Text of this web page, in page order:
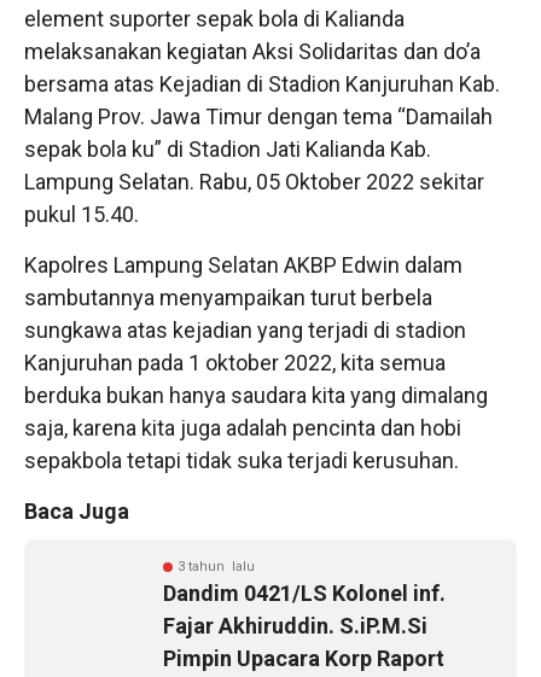
element suporter sepak bola di Kalianda
melaksanakan kegiatan Aksi Solidaritas dan do’a
bersama atas Kejadian di Stadion Kanjuruhan Kab.
Malang Prov. Jawa Timur dengan tema “Damailah
sepak bola ku” di Stadion Jati Kalianda Kab.
Lampung Selatan. Rabu, 05 Oktober 2022 sekitar
pukul 15.40.
Kapolres Lampung Selatan AKBP Edwin dalam
sambutannya menyampaikan turut berbela
sungkawa atas kejadian yang terjadi di stadion
Kanjuruhan pada 1 oktober 2022, kita semua
berduka bukan hanya saudara kita yang dimalang
saja, karena kita juga adalah pencinta dan hobi
sepakbola tetapi tidak suka terjadi kerusuhan.
Baca Juga
3 tahun lalu
Dandim 0421/LS Kolonel inf.
Fajar Akhiruddin. S.iP.M.Si
Pimpin Upacara Korp Raport